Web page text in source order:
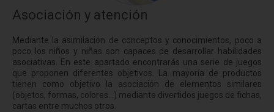
Asociación y atención
Mediante la asimilación de conceptos y conocimientos, poco a
poco los niños y niñas son capaces de desarrollar habilidades
asociativas. En este apartado encontrarás una serie de juegos
que proponen diferentes objetivos. La mayoría de productos
tienen como objetivo la asociación de elementos similares
(objetos, formas, colores...) mediante divertidos juegos de fichas,
cartas entre muchos otros.